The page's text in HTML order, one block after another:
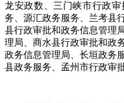
龙安政数、三门峡市行政
务、源汇政务服务、兰考县
县行政审批和政务信息管理
理局、商水县行政审批和政
政务信息管理局、长垣政务
县政务服务、孟州市行政审